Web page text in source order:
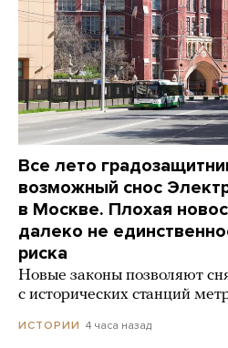
Все лето
возможный снос
в Москве. Плохая
далеко не
риска
Новые законы позволяют
с исторических станций
ИСТОРИИ 4 часа назад